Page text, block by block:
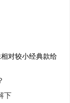
相对较小经典款给
下